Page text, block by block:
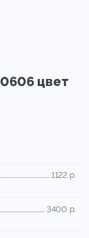
цвет
1122 р.
3400 р.